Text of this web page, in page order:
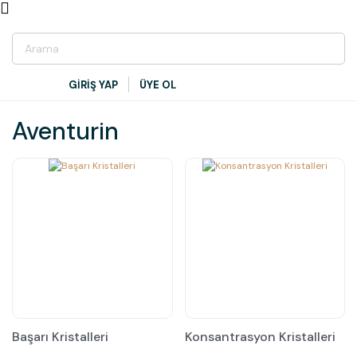
GİRİŞ YAP ÜYE OL
Aventurin
Başarı Kristalleri Konsantrasyon Kristalleri